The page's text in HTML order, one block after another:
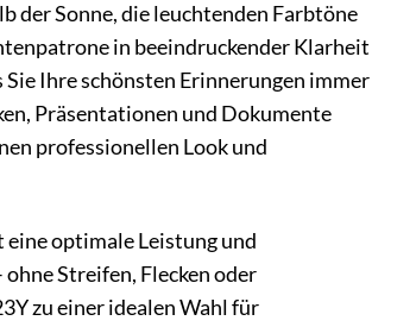
der Sonne, die leuchtenden Farbtöne
in beeindruckender Klarheit
Ihre schönsten Erinnerungen immer
Präsentationen und Dokumente
professionellen Look und
optimale Leistung und
Streifen, Flecken oder
zu einer idealen Wahl für